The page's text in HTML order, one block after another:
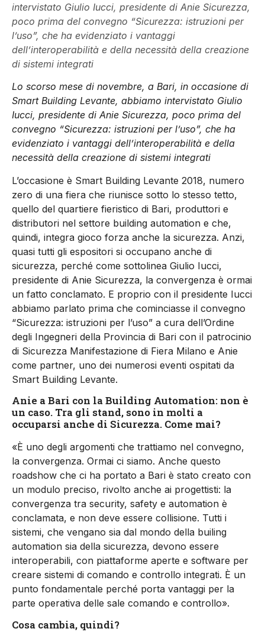
intervistato Giulio Iucci, presidente di Anie Sicurezza,
poco prima del convegno “Sicurezza: istruzioni per
l’uso”, che ha evidenziato i vantaggi
dell’interoperabilità e della necessità della creazione
di sistemi integrati
Lo scorso mese di novembre, a Bari, in occasione di
Smart Building Levante, abbiamo intervistato Giulio
Iucci, presidente di Anie Sicurezza, poco prima del
convegno “Sicurezza: istruzioni per l’uso”, che ha
evidenziato i vantaggi dell’interoperabilità e della
necessità della creazione di sistemi integrati
L’occasione è Smart Building Levante 2018, numero
zero di una fiera che riunisce sotto lo stesso tetto,
quello del quartiere fieristico di Bari, produttori e
distributori nel settore building automation e che,
quindi, integra gioco forza anche la sicurezza. Anzi,
quasi tutti gli espositori si occupano anche di
sicurezza, perché come sottolinea Giulio Iucci,
presidente di Anie Sicurezza, la convergenza è ormai
un fatto conclamato. E proprio con il presidente Iucci
abbiamo parlato prima che cominciasse il convegno
“Sicurezza: istruzioni per l’uso” a cura dell’Ordine
degli Ingegneri della Provincia di Bari con il patrocinio
di Sicurezza Manifestazione di Fiera Milano e Anie
come partner, uno dei numerosi eventi ospitati da
Smart Building Levante.
Anie a Bari con la Building Automation: non è
un caso. Tra gli stand, sono in molti a
occuparsi anche di Sicurezza. Come mai?
«È uno degli argomenti che trattiamo nel convegno,
la convergenza. Ormai ci siamo. Anche questo
roadshow che ci ha portato a Bari è stato creato con
un modulo preciso, rivolto anche ai progettisti: la
convergenza tra security, safety e automation è
conclamata, e non deve essere collisione. Tutti i
sistemi, che vengano sia dal mondo della builing
automation sia della sicurezza, devono essere
interoperabili, con piattaforme aperte e software per
creare sistemi di comando e controllo integrati. È un
punto fondamentale perché porta vantaggi per la
parte operativa delle sale comando e controllo».
Cosa cambia, quindi?